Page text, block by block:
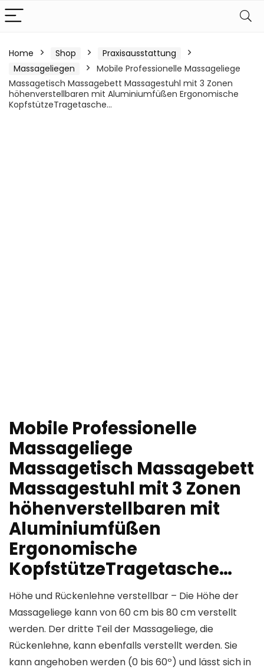
Home Shop
Praxisausstattung
Massageliegen
Mobile Professionelle Massageliege
Massagetisch Massagebett Massagestuhl mit 3 Zonen
höhenverstellbaren mit Aluminiumfüßen Ergonomische
KopfstützeTragetasche…
Mobile Professionelle
Massageliege
Massagetisch Massagebett
Massagestuhl mit 3 Zonen
höhenverstellbaren mit
Aluminiumfüßen
Ergonomische
KopfstützeTragetasche…
Höhe und Rückenlehne verstellbar – Die Höhe der
Massageliege kann von 60 cm bis 80 cm verstellt
werden. Der dritte Teil der Massageliege, die
Rückenlehne, kann ebenfalls verstellt werden. Sie
kann angehoben werden (0 bis 60º) und lässt sich in